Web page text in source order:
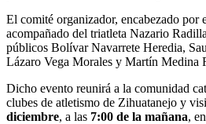
El comité organizador, encabezado por
acompañado del triatleta Nazario
públicos Bolívar Navarrete Heredia,
Lázaro Vega Morales y Martín Medina
Dicho evento reunirá a la comunidad
clubes de atletismo de Zihuatanejo y
diciembre, a las 7:00 de la mañana,